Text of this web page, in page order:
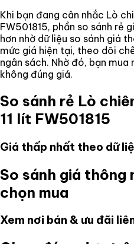
Khi bạn đang cân nhắc Lò
FW501815, phần so sánh rẻ
hơn nhờ dữ liệu so sánh giá
mức giá hiện tại, theo dõi
ngân sách. Nhờ đó, bạn mua
không đúng giá.
So sánh rẻ Lò
11 lít FW501815
Giá thấp nhất theo dữ
So sánh giá thông
chọn mua
Xem nơi bán & ưu đãi